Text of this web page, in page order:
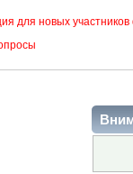
для новых